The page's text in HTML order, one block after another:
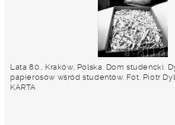
Lata 80., Kraków, Polska. Dom studencki.
papierosów wśród studentów. Fot. Piotr
KARTA